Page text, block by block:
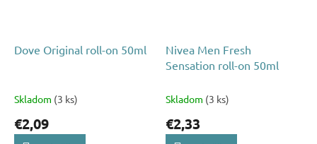
Dove Original roll-on 50ml
Skladom (3 ks)
€2,09
Nivea Men Fresh
Sensation roll-on 50ml
Skladom (3 ks)
€2,33